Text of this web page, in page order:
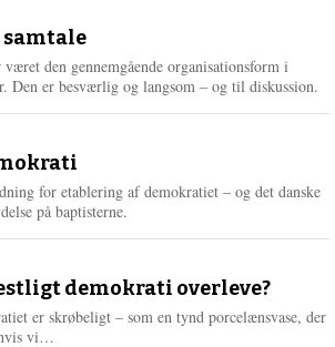
den gennemgående organisationsform i
Den er besværlig og langsom – og til diskussion.
for etablering af demokratiet – og det danske
på baptisterne.
demokrati overleve?
er skrøbeligt – som en tynd porcelænsvase, der
vi…